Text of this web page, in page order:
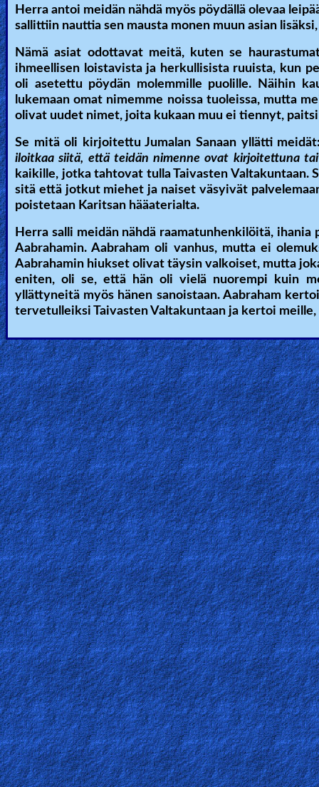
Herra antoi meidän nähdä myös pöydällä olevaa
sallittiin nauttia sen mausta monen muun asian
Nämä asiat odottavat meitä, kuten se
ihmeellisen loistavista ja herkullisista ruuista, kun
oli asetettu pöydän molemmille puolille. Näihin
lukemaan omat nimemme noissa tuoleissa, mutta
olivat uudet nimet, joita kukaan muu ei tiennyt,
Se mitä oli kirjoitettu Jumalan Sanaan yllätti
iloitkaa siitä, että teidän nimenne ovat kirjoitettuna
kaikille, jotka tahtovat tulla Taivasten Valtakuntaan.
sitä että jotkut miehet ja naiset väsyivät
poistetaan Karitsan hääaterialta.
Herra salli meidän nähdä raamatunhenkilöitä,
Aabrahamin. Aabraham oli vanhus, mutta ei
Aabrahamin hiukset olivat täysin valkoiset, mutta
eniten, oli se, että hän oli vielä nuorempi kuin
yllättyneitä myös hänen sanoistaan. Aabraham
tervetulleiksi Taivasten Valtakuntaan ja kertoi